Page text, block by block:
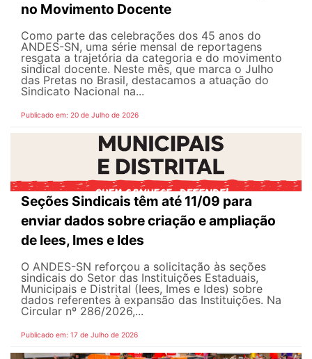
no Movimento Docente
Como parte das celebrações dos 45 anos do
ANDES-SN, uma série mensal de reportagens
resgata a trajetória da categoria e do movimento
sindical docente. Neste mês, que marca o Julho
das Pretas no Brasil, destacamos a atuação do
Sindicato Nacional na...
Publicado em: 20 de Julho de 2026
Seções Sindicais têm até 11/09 para
enviar dados sobre criação e ampliação
de Iees, Imes e Ides
O ANDES-SN reforçou a solicitação às seções
sindicais do Setor das Instituições Estaduais,
Municipais e Distrital (Iees, Imes e Ides) sobre
dados referentes à expansão das Instituições. Na
Circular nº 286/2026,...
Publicado em: 17 de Julho de 2026